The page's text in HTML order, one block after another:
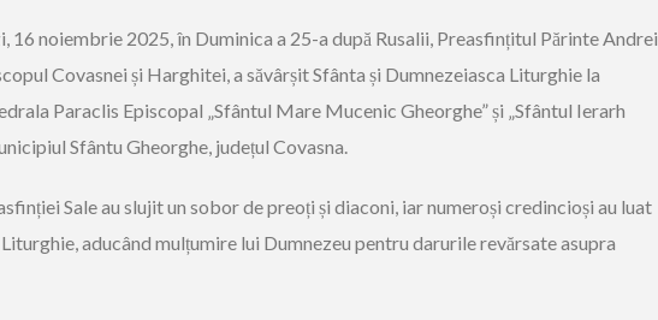
16 noiembrie 2025, în Duminica a 25-a după Rusalii, Preasfințitul Părinte Andrei,
Covasnei și Harghitei, a săvârșit Sfânta și Dumnezeiasca Liturghie la
Paraclis Episcopal „Sfântul Mare Mucenic Gheorghe” și „Sfântul Ierarh
Sfântu Gheorghe, județul Covasna.
Sale au slujit un sobor de preoți și diaconi, iar numeroși credincioși au luat
aducând mulțumire lui Dumnezeu pentru darurile revărsate asupra